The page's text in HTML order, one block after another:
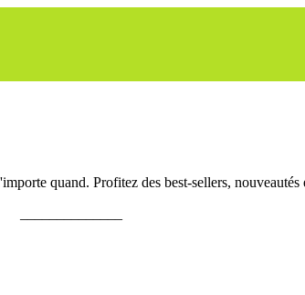
quand. Profitez des best-sellers, nouveautés